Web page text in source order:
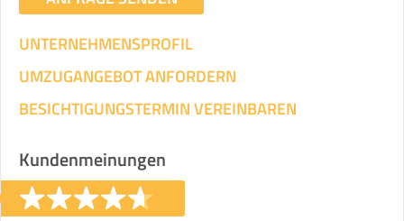
UNTERNEHMENSPROFIL
UMZUGANGEBOT ANFORDERN
BESICHTIGUNGSTERMIN VEREINBAREN
Kundenmeinungen